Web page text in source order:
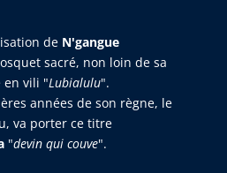
de N'gangue
sacré, non loin de sa
en vili "Lubialulu".
années de son règne, le
va porter ce titre
"devin qui couve".